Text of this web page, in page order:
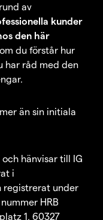
av
kunder
den här
du förstår hur
har råd med den
än sin initiala
hänvisar till IG
i
registrerat under
HRB
1, 60327